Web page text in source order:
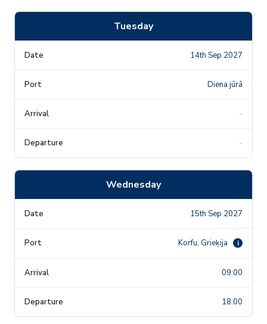
Tuesday
14th Sep 2027
Diena jūrā
-
-
Wednesday
15th Sep 2027
Korfu, Grieķija i
09:00
18:00